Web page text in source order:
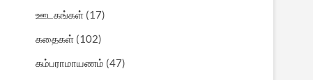
ஊடகங்கள் (17)
கதைகள் (102)
கம்பராமாயணம் (47)